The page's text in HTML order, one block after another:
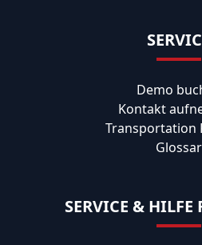
Demo
Kontakt
Transportation
Glossar
SERVICE & HILFE